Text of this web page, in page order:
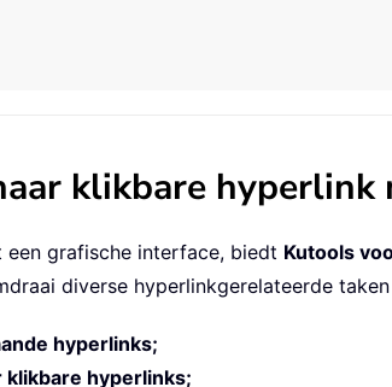
klikbare hyperlink
grafische interface, biedt Kutools
diverse hyperlinkgerelateerde
hyperlinks;
klikbare hyperlinks;